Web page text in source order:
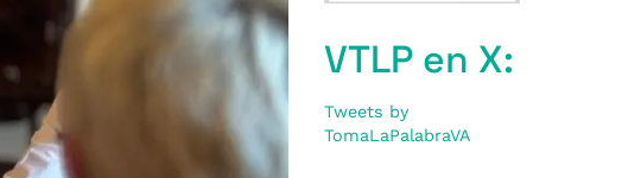
VTLP en X:
Tweets by
TomaLaPalabraVA